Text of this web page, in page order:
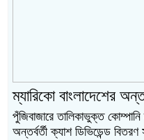
ম্যারিকো বাংলাদেশের
পুঁজিবাজারে তালিকাভুক্ত কোম্পানি
অন্তর্বর্তী ক্যাশ ডিভিডেন্ড